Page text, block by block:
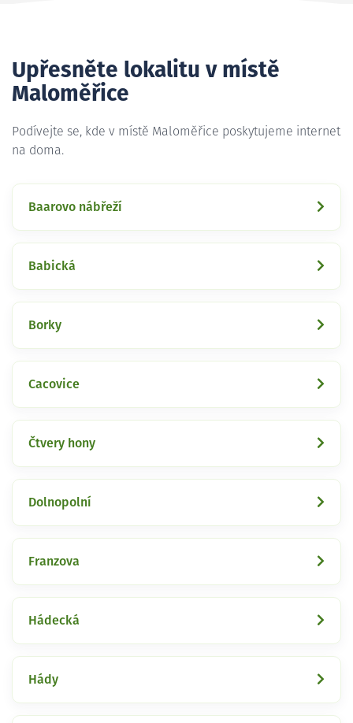
Upřesněte lokalitu v místě
Maloměřice
Podívejte se, kde v místě Maloměřice poskytujeme internet
na doma.
Baarovo nábřeží
Babická
Borky
Cacovice
Čtvery hony
Dolnopolní
Franzova
Hádecká
Hády